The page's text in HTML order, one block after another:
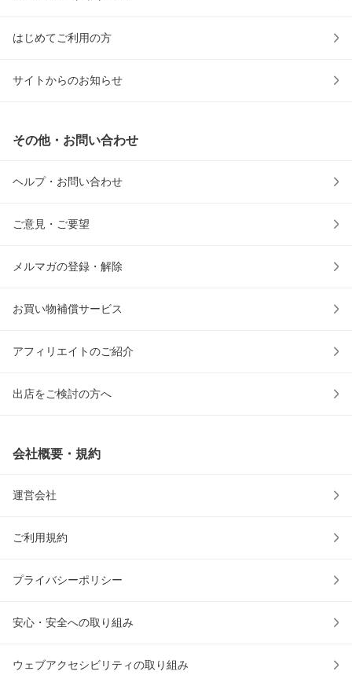
はじめてご利用の方
サイトからのお知らせ
その他・お問い合わせ
ヘルプ・お問い合わせ
ご意見・ご要望
メルマガの登録・解除
お買い物補償サービス
アフィリエイトのご紹介
出店をご検討の方へ
会社概要・規約
運営会社
ご利用規約
プライバシーポリシー
安心・安全への取り組み
ウェブアクセシビリティの取り組み